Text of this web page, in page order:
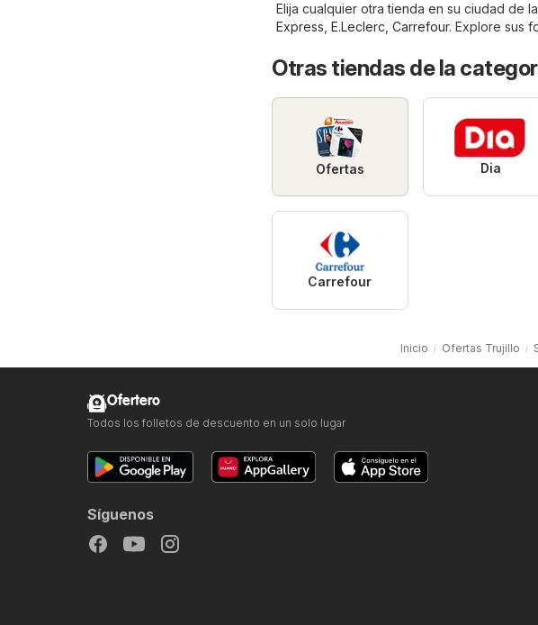
Elija cualquier otra tienda en su ciudad de
Express E.Leclerc Carrefour. Explore sus
Otras tiendas de la
Ofertas Dia
Carrefour
Inicio Ofertas Trujillo
Ofertero
Todos los folletos de descuento en un solo lugar
Síguenos